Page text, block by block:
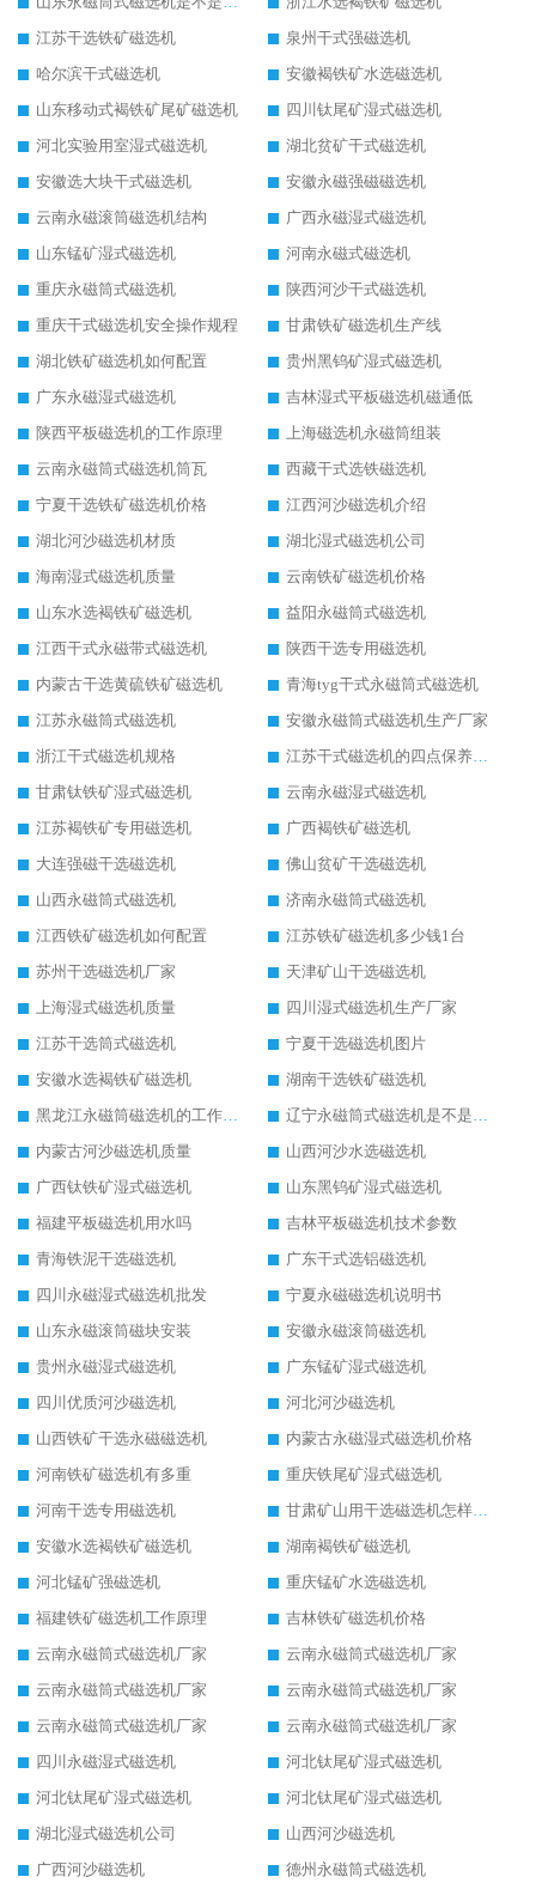
江苏干选铁矿磁选机
泉州干式强磁选机
哈尔滨干式磁选机
安徽褐铁矿水选磁选机
山东移动式褐铁矿尾矿磁选机
四川钛尾矿湿式磁选机
河北实验用室湿式磁选机
湖北贫矿干式磁选机
安徽选大块干式磁选机
安徽永磁强磁磁选机
云南永磁滚筒磁选机结构
广西永磁湿式磁选机
山东锰矿湿式磁选机
河南永磁式磁选机
重庆永磁筒式磁选机
陕西河沙干式磁选机
重庆干式磁选机安全操作规程
甘肃铁矿磁选机生产线
湖北铁矿磁选机如何配置
贵州黑钨矿湿式磁选机
广东永磁湿式磁选机
吉林湿式平板磁选机磁通低
陕西平板磁选机的工作原理
上海磁选机永磁筒组装
云南永磁筒式磁选机筒瓦
西藏干式选铁磁选机
宁夏干选铁矿磁选机价格
江西河沙磁选机介绍
湖北河沙磁选机材质
湖北湿式磁选机公司
海南湿式磁选机质量
云南铁矿磁选机价格
山东水选褐铁矿磁选机
益阳永磁筒式磁选机
江西干式永磁带式磁选机
陕西干选专用磁选机
内蒙古干选黄硫铁矿磁选机
青海tyg干式永磁筒式磁选机
江苏永磁筒式磁选机
安徽永磁筒式磁选机生产厂家
浙江干式磁选机规格
江苏干式磁选机的四点保养秘籍
甘肃钛铁矿湿式磁选机
云南永磁湿式磁选机
江苏褐铁矿专用磁选机
广西褐铁矿磁选机
大连强磁干选磁选机
佛山贫矿干选磁选机
山西永磁筒式磁选机
济南永磁筒式磁选机
江西铁矿磁选机如何配置
江苏铁矿磁选机多少钱1台
苏州干选磁选机厂家
天津矿山干选磁选机
上海湿式磁选机质量
四川湿式磁选机生产厂家
江苏干选筒式磁选机
宁夏干选磁选机图片
安徽水选褐铁矿磁选机
湖南干选铁矿磁选机
黑龙江永磁筒磁选机的工作原理
辽宁永磁筒式磁选机是不是强磁
内蒙古河沙磁选机质量
山西河沙水选磁选机
广西钛铁矿湿式磁选机
山东黑钨矿湿式磁选机
福建平板磁选机用水吗
吉林平板磁选机技术参数
青海铁泥干选磁选机
广东干式选铝磁选机
四川永磁湿式磁选机批发
宁夏永磁磁选机说明书
山东永磁滚筒磁块安装
安徽永磁滚筒磁选机
贵州永磁湿式磁选机
广东锰矿湿式磁选机
四川优质河沙磁选机
河北河沙磁选机
山西铁矿干选永磁磁选机
内蒙古永磁湿式磁选机价格
河南铁矿磁选机有多重
重庆铁尾矿湿式磁选机
河南干选专用磁选机
甘肃矿山用干选磁选机怎样调磁
安徽水选褐铁矿磁选机
湖南褐铁矿磁选机
河北锰矿强磁选机
重庆锰矿水选磁选机
福建铁矿磁选机工作原理
吉林铁矿磁选机价格
云南永磁筒式磁选机厂家
云南永磁筒式磁选机厂家
云南永磁筒式磁选机厂家
云南永磁筒式磁选机厂家
云南永磁筒式磁选机厂家
云南永磁筒式磁选机厂家
四川永磁湿式磁选机
河北钛尾矿湿式磁选机
河北钛尾矿湿式磁选机
河北钛尾矿湿式磁选机
湖北湿式磁选机公司
山西河沙磁选机
广西河沙磁选机
德州永磁筒式磁选机